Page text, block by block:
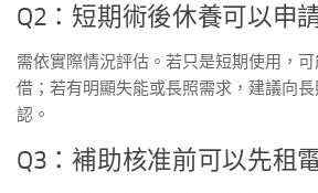
Q2：短期術後休養可以申
需依實際情況評估。若只是短期使用，
借；若有明顯失能或長照需求，建議向
認。
Q3：補助核准前可以先租